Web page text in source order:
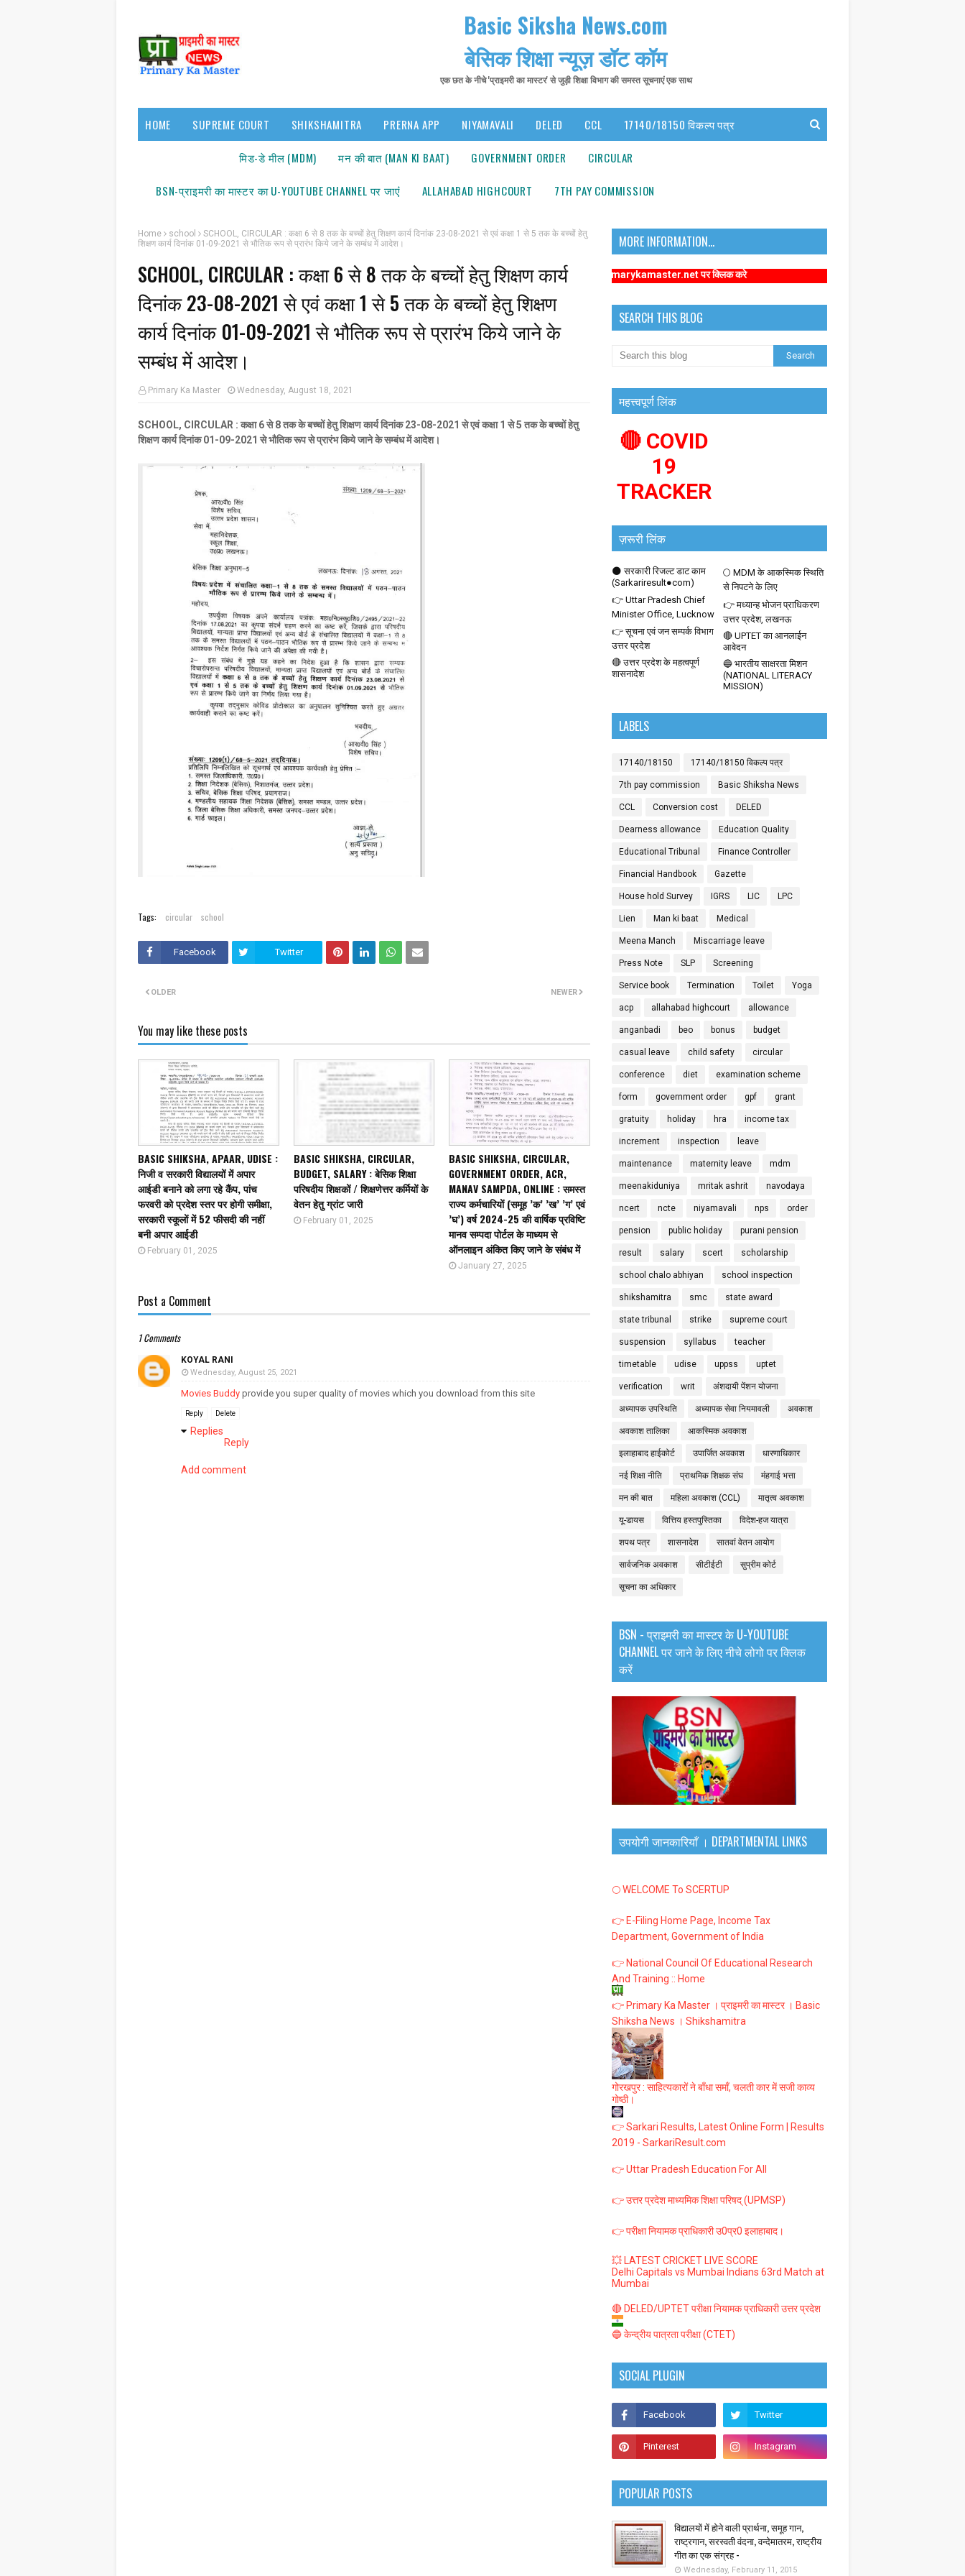
Basic Siksha News.com
बेसिक शिक्षा न्यूज़ डॉट कॉम
एक छत के नीचे 'प्राइमरी का मास्टर' से जुड़ी शिक्षा विभाग की समस्त सूचनाएं एक साथ
HOME SUPREME COURT SHIKSHAMITRA PRERNA APP NIYAMAVALI DELED CCL 17140/18150 विकल्प पत्र
मिड-डे मील (MDM) मन की बात (MAN KI BAAT) GOVERNMENT ORDER CIRCULAR
BSN-प्राइमरी का मास्टर का U-YOUTUBE CHANNEL पर जाएंं ALLAHABAD HIGHCOURT 7TH PAY COMMISSION
Home school
SCHOOL, CIRCULAR : कक्षा 6 से 8 तक के बच्चों हेतु शिक्षण कार्य दिनांक 23-08-2021 से एवं कक्षा 1 से 5 तक के बच्चों हेतु
शिक्षण कार्य दिनांक 01-09-2021 से भौतिक रूप से प्रारंभ किये जाने के सम्बंध में आदेश।
SCHOOL, CIRCULAR : कक्षा 6 से 8 तक के बच्चों हेतु शिक्षण कार्य
दिनांक 23-08-2021 से एवं कक्षा 1 से 5 तक के बच्चों हेतु शिक्षण
कार्य दिनांक 01-09-2021 से भौतिक रूप से प्रारंभ किये जाने के
सम्बंध में आदेश।
Primary Ka Master Wednesday, August 18, 2021
SCHOOL, CIRCULAR : कक्षा 6 से 8 तक के बच्चों हेतु शिक्षण कार्य दिनांक 23-08-2021 से एवं कक्षा 1 से 5 तक के बच्चों हेतु
शिक्षण कार्य दिनांक 01-09-2021 से भौतिक रूप से प्रारंभ किये जाने के सम्बंध में आदेश।
Tags: circular school
Facebook Twitter
NEWER
OLDER
You may like these posts
BASIC SHIKSHA, APAAR, UDISE :
निजी व सरकारी विद्यालयों में अपार
आईडी बनाने को लगा रहे कैंप, पांच
फरवरी को प्रदेश स्तर पर होगी समीक्षा,
सरकारी स्कूलों में 52 फीसदी की नहीं
बनी अपार आईडी
February 01, 2025
BASIC SHIKSHA, CIRCULAR,
BUDGET, SALARY : बेसिक शिक्षा
परिषदीय शिक्षकों / शिक्षणेत्तर कर्मियों के
वेतन हेतु ग्रांट जारी
February 01, 2025
BASIC SHIKSHA, CIRCULAR,
GOVERNMENT ORDER, ACR,
MANAV SAMPDA, ONLINE : समस्त
राज्य कर्मचारियों (समूह ’क’ ’ख’ ’ग’ एवं
’घ’) वर्ष 2024-25 की वार्षिक प्रविष्टि
मानव सम्पदा पोर्टल के माध्यम से
ऑनलाइन अंकित किए जाने के संबंध में
January 27, 2025
Post a Comment
1 Comments
KOYAL RANI
Wednesday, August 25, 2021
Movies Buddy provide you super quality of movies which you download from this site
Reply Delete
Replies
Reply
Add comment
MORE INFORMATION...
सूचना: अधिक संबंधित समाचारों के लिए कृपया https://www.primarykamaster.net पर क्लिक करे
SEARCH THIS BLOG
महत्त्वपूर्ण लिंक
🔴 COVID
19
TRACKER
ज़रूरी लिंक
🌑 सरकारी रिजल्ट डाट काम
(Sarkariresult●com)
🌕 MDM के आकस्मिक स्थिति
से निपटने के लिए
👉 Uttar Pradesh Chief
Minister Office, Lucknow
👉 मध्यान्ह भोजन प्राधिकरण
उत्तर प्रदेश, लखनऊ
👉 सूचना एवं जन सम्पर्क विभाग
उत्तर प्रदेश
🔴 UPTET का आनलाईन
आवेदन
🔴 उत्तर प्रदेश के महत्वपूर्ण
शासनादेश
🔵 भारतीय साक्षरता मिशन
(NATIONAL LITERACY
MISSION)
LABELS
17140/18150 17140/18150 विकल्प पत्र
7th pay commission Basic Shiksha News
CCL Conversion cost DELED
Dearness allowance Education Quality
Educational Tribunal Finance Controller
Financial Handbook Gazette
House hold Survey IGRS LIC LPC
Lien Man ki baat Medical
Meena Manch Miscarriage leave
Press Note SLP Screening
Service book Termination Toilet Yoga
acp allahabad highcourt allowance
anganbadi beo bonus budget
casual leave child safety circular
conference diet examination scheme
form government order gpf grant
gratuity holiday hra income tax
increment inspection leave
maintenance maternity leave mdm
meenakiduniya mritak ashrit navodaya
ncert ncte niyamavali nps order
pension public holiday purani pension
result salary scert scholarship
school chalo abhiyan school inspection
shikshamitra smc state award
state tribunal strike supreme court
suspension syllabus teacher
timetable udise uppss uptet
verification writ अंशदायी पेंशन योजना
अध्यापक उपस्थिति अध्यापक सेवा नियमावली अवकाश
अवकाश तालिका आकस्मिक अवकाश
इलाहाबाद हाईकोर्ट उपार्जित अवकाश धारणाधिकार
नई शिक्षा नीति प्राथमिक शिक्षक संघ मंहगाई भत्ता
मन की बात महिला अवकाश (CCL) मातृत्व अवकाश
यू-डायस वित्तिय हस्तपुस्तिका विदेश-हज यात्रा
शपथ पत्र शासनादेश सातवां वेतन आयोग
सार्वजनिक अवकाश सीटीईटी सुप्रीम कोर्ट
सूचना का अधिकार
BSN - प्राइमरी का मास्टर के U-YOUTUBE
CHANNEL पर जाने के लिए नीचे लोगो पर क्लिक
करें
उपयोगी जानकारियाँ । DEPARTMENTAL LINKS
🌕 WELCOME To SCERTUP
👉 E-Filing Home Page, Income Tax
Department, Government of India
👉 National Council Of Educational Research
And Training :: Home
👉 Primary Ka Master । प्राइमरी का मास्टर । Basic
Shiksha News । Shikshamitra
गोरखपुर : साहित्यकारों ने बाँधा समाँ, चलती कार में सजी काव्य
गोष्ठी।
👉 Sarkari Results, Latest Online Form | Results
2019 - SarkariResult.com
👉 Uttar Pradesh Education For All
👉 उत्तर प्रदेश माध्यमिक शिक्षा परिषद् (UPMSP)
👉 परीक्षा नियामक प्राधिकारी उ0प्र0 इलाहाबाद।
💥 LATEST CRICKET LIVE SCORE
Delhi Capitals vs Mumbai Indians 63rd Match at
Mumbai
🔴 DELED/UPTET परीक्षा नियामक प्राधिकारी उत्तर प्रदेश
🔵 केन्द्रीय पात्रता परीक्षा (CTET)
SOCIAL PLUGIN
POPULAR POSTS
विद्यालयों में होने वाली प्रार्थना, समूह गान,
राष्ट्रगान, सरस्वती वंदना, वन्देमातरम, राष्ट्रीय
गीत का एक संग्रह -
Wednesday, February 11, 2015